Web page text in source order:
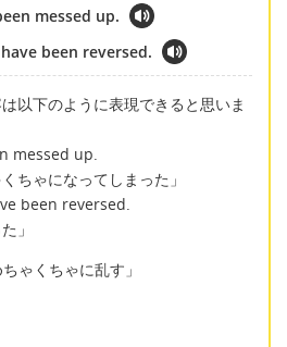
messed up.
been reversed.
以下のように表現できると思いま
messed up.
ちゃになってしまった」
been reversed.
」
ゃくちゃに乱す」